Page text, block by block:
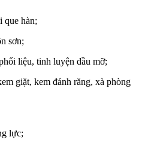
que hàn;
sơn;
liệu, tinh luyện dầu mỡ;
giặt, kem đánh răng, xà phòng
lực;